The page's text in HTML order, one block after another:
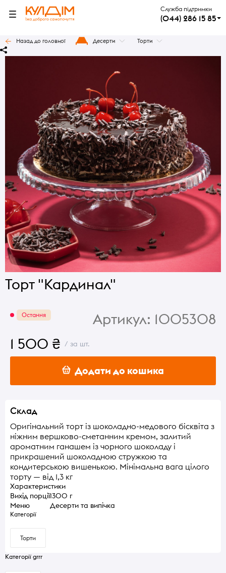
Служба підтримки
(044) 286 15 85
Назад до головної Десерти Торти
Торт "Кардинал"
Остання Артикул: 1005308
1 500 ₴ / за шт.
Додати до кошика
Склад
Оригінальний торт із шоколадно-медового бісквіта з
ніжним вершково-сметанним кремом, залитий
ароматним ганашем із чорного шоколаду і
прикрашений шоколадною стружкою та
кондитерською вишенькою. Мінімальна вага цілого
торту — від 1,3 кг
Характеристики
Вихід порції1300 г
Меню
Десерти та випічка
Категорії
Торти
Категорії grrr